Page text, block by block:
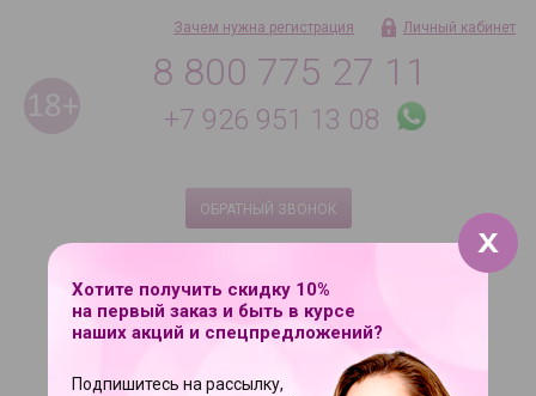
8 800 775 27 11
+7 926 951 13 08
ОБРАТНЫЙ ЗВОНОК
Зачем нужна регистрация Личный кабинет
Хотите получить скидку 10%
на первый заказ и быть в курсе
наших акций и спецпредложений?
Подпишитесь на рассылку,